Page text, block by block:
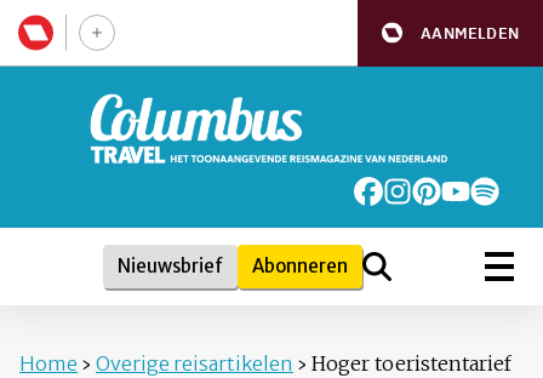
AANMELDEN
Nieuwsbrief Abonneren
Home › Overige reisartikelen › Hoger toeristentarief